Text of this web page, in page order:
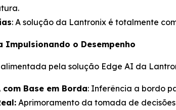
: A solução da Lantronix é totalmente
Impulsionando o Desempenho
pela solução Edge AI da
Base em Borda: Inferência a bordo
Aprimoramento da tomada de